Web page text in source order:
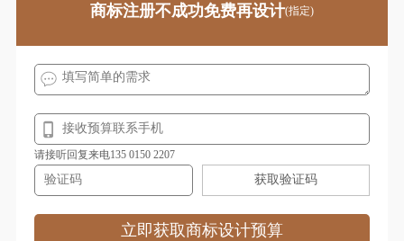
商标注册不成功免费再设计(指定)
请接听回复来电135 0150 2207
获取验证码
立即获取商标设计预算